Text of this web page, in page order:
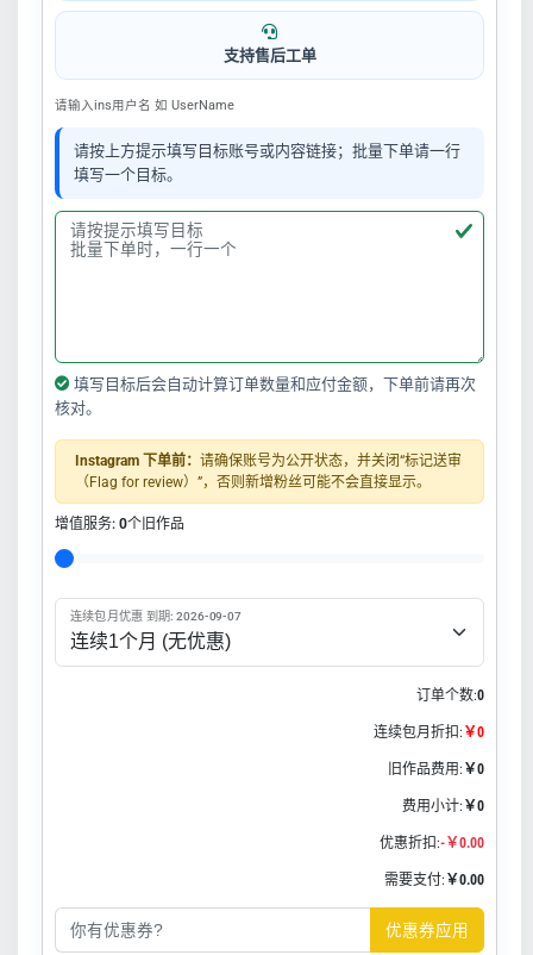
支持售后工单
请输入ins用户名 如 UserName
请按上方提示填写目标账号或内容链接；批量下单请一行
填写一个目标。
填写目标后会自动计算订单数量和应付金额，下单前请再次
核对。
Instagram 下单前： 请确保账号为公开状态，并关闭“标记送审
（Flag for review）”，否则新增粉丝可能不会直接显示。
增值服务: 0个旧作品
连续包月优惠 到期: 2026-09-07
订单个数:0
连续包月折扣: ￥0
旧作品费用: ￥0
费用小计: ￥0
优惠折扣:-￥0.00
需要支付: ￥0.00
优惠券应用